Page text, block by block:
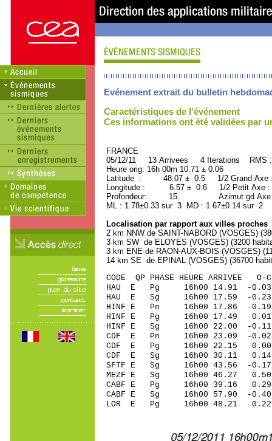
Evénement extrait du bulletin
Caractéristiques de l'événement
Ces informations ont été validées par
FRANCE ORID :
05/12/11 13 Arrivees 4 Iterations RMS
Heure orig: 16h 00m 10.71 ± 0.06
Latitude : 48.07 ± 0.5 1/2 Grand
Longitude : 6.57 ± 0.6 1/2 Petit Axe
Profondeur: 15. Azimut gd Axe :
ML : 1.78±0.33 sur 3 MD : 1.67±0.14 sur 2
Localisation par rapport aux villes proches
2 km NNW de SAINT-NABORD (VOSGES)
3 km SW de ELOYES (VOSGES) (3200
3 km ENE de RAON-AUX-BOIS (VOSGES)
14 km SE de EPINAL (VOSGES) (36700
CODE QP PHASE HEURE
HAU E Pg 16h00 14.91 -
HAU E Sg 16h00 17.59
HINF E Pn 16h00 17.86 -
HINF E Pg 16h00 17.49
HINF E Sg 16h00 22.00
CDF E Pn 16h00 23.09 -
CDF E Pg 16h00 22.15
CDF E Sg 16h00 30.11
SFTF E Sg 16h00 43.56 -
MEZF E Sg 16h00 46.27
CABF E Pg 16h00 39.16 0.29
CABF E Sg 16h00 57.90 -
LOR E Pg 16h00 48.21 0.22